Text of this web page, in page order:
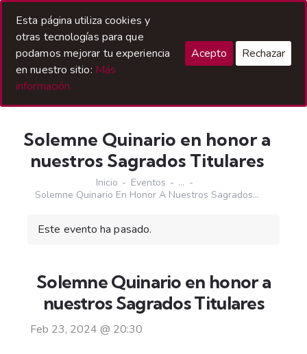
Solemne Quinario en honor a
nuestros Sagrados Titulares
Inicio Eventos
...
Solemne Quinario En Honor A Nuestros Sagrados...
Este evento ha pasado.
Solemne Quinario en honor a
nuestros Sagrados Titulares
Feb 23, 2024 @ 20:30
Esta página utiliza cookies y
otras tecnologías para que
podamos mejorar tu experiencia
en nuestro sitio: Más
información.
Acepto Rechazar